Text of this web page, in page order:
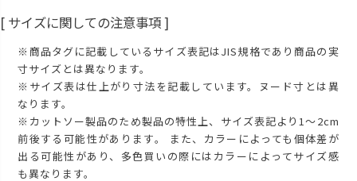
[ サイズに関しての注意事項 ]
※商品タグに記載しているサイズ表記はJIS規格であり商品の実
寸サイズとは異なります。
※サイズ表は仕上がり寸法を記載しています。ヌード寸とは異
なります。
※カットソー製品のため製品の特性上、サイズ表記より1～2cm
前後する可能性があります。 また、カラーによっても個体差が
出る可能性があり、多色買いの際にはカラーによってサイズ感
も異なります。